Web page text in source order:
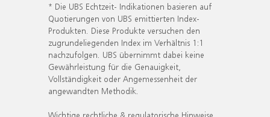
* Die UBS Echtzeit- Indikationen basieren auf
Quotierungen von UBS emittierten Index-
Produkten. Diese Produkte versuchen den
zugrundeliegenden Index im Verhältnis 1:1
nachzufolgen. UBS übernimmt dabei keine
Gewährleistung für die Genauigkeit,
Vollständigkeit oder Angemessenheit der
angewandten Methodik.